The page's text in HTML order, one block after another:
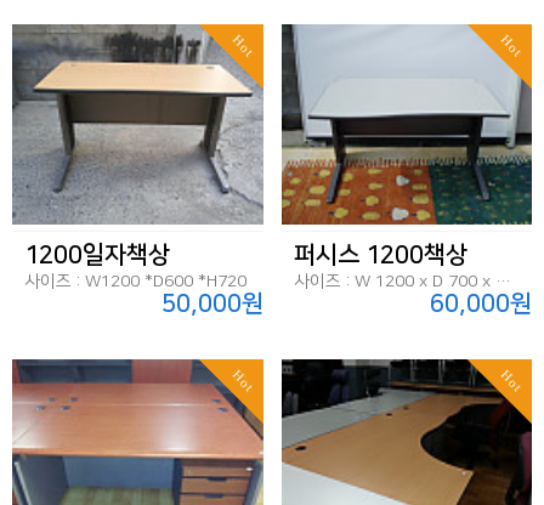
Hot
1200일자책상
사이즈 : W1200 *D600 *H720
50,000원
Hot
퍼시스 1200책상
사이즈 : W 1200 x D 700 x H 720
60,000원
Hot Hot